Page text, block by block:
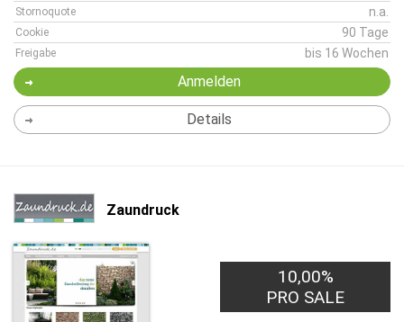
Stornoquote n.a.
Cookie 90 Tage
Freigabe bis 16 Wochen
Anmelden
Details
Zaundruck
10,00%
PRO SALE